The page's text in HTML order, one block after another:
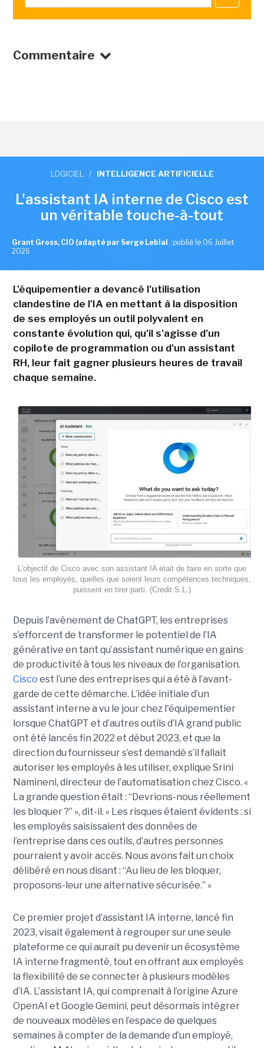
Commentaire
LOGICIEL / INTELLIGENCE ARTIFICIELLE
L'assistant IA interne de Cisco est
un véritable touche-à-tout
Grant Gross, CIO (adapté par Serge Leblal , publié le 06 Juillet
2026
L'équipementier a devancé l'utilisation
clandestine de l'IA en mettant à la disposition
de ses employés un outil polyvalent en
constante évolution qui, qu'il s'agisse d'un
copilote de programmation ou d'un assistant
RH, leur fait gagner plusieurs heures de travail
chaque semaine.
L'objectif de Cisco avec son assistant IA était de faire en sorte que
tous les employés, quelles que soient leurs compétences techniques,
puissent en tirer parti. (Crédit S.L.)
Depuis l’avènement de ChatGPT, les entreprises
s’efforcent de transformer le potentiel de l’IA
générative en tant qu’assistant numérique en gains
de productivité à tous les niveaux de l’organisation.
Cisco est l’une des entreprises qui a été à l’avant-
garde de cette démarche. L’idée initiale d’un
assistant interne a vu le jour chez l'équipementier
lorsque ChatGPT et d’autres outils d’IA grand public
ont été lancés fin 2022 et début 2023, et que la
direction du fournisseur s’est demandé s’il fallait
autoriser les employés à les utiliser, explique Srini
Namineni, directeur de l’automatisation chez Cisco. «
La grande question était : “Devrions-nous réellement
les bloquer ?” », dit-il. « Les risques étaient évidents : si
les employés saisissaient des données de
l’entreprise dans ces outils, d’autres personnes
pourraient y avoir accès. Nous avons fait un choix
délibéré en nous disant : “Au lieu de les bloquer,
proposons-leur une alternative sécurisée.” »
Ce premier projet d’assistant IA interne, lancé fin
2023, visait également à regrouper sur une seule
plateforme ce qui aurait pu devenir un écosystème
IA interne fragmenté, tout en offrant aux employés
la flexibilité de se connecter à plusieurs modèles
d’IA. L’assistant IA, qui comprenait à l’origine Azure
OpenAI et Google Gemini, peut désormais intégrer
de nouveaux modèles en l’espace de quelques
semaines à compter de la demande d’un employé,